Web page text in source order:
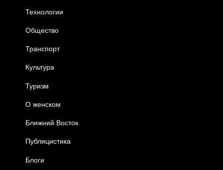
Технологии
Общество
Транспорт
Культура
Туризм
О женском
Ближний Восток
Публицистика
Блоги